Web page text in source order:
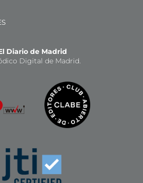
Diario de Madrid
Digital de Madrid.